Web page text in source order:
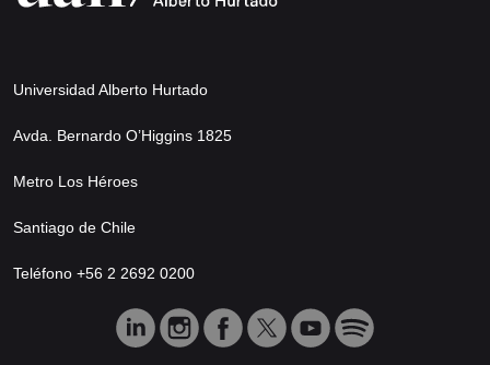
Universidad Alberto Hurtado
Avda. Bernardo O’Higgins 1825
Metro Los Héroes
Santiago de Chile
Teléfono +56 2 2692 0200